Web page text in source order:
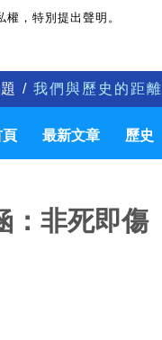
，特別提出聲明。
/ 我們與歷史的距離
頁 最新文章 歷史
：非死即傷